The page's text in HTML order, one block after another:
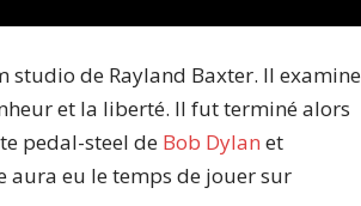
de Rayland Baxter. Il examine
et la liberté. Il fut terminé alors
pedal-steel de Bob Dylan et
aura eu le temps de jouer sur